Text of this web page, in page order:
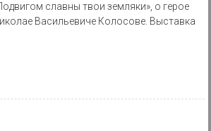
славны твои земляки», о герое
Васильевиче Колосове. Выставка